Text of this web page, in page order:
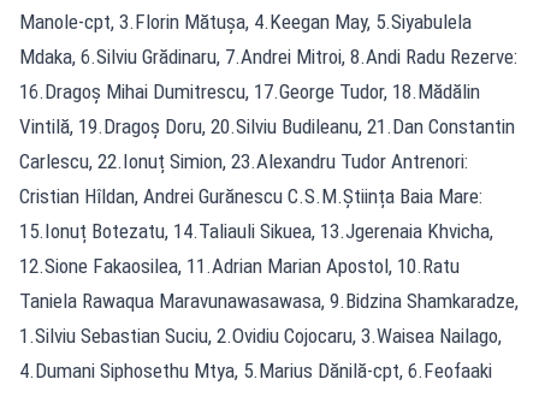
Manole-cpt, 3.Florin Mătușa, 4.Keegan May, 5.Siyabulela
Mdaka, 6.Silviu Grădinaru, 7.Andrei Mitroi, 8.Andi Radu Rezerve:
16.Dragoș Mihai Dumitrescu, 17.George Tudor, 18.Mădălin
Vintilă, 19.Dragoș Doru, 20.Silviu Budileanu, 21.Dan Constantin
Carlescu, 22.Ionuț Simion, 23.Alexandru Tudor Antrenori:
Cristian Hîldan, Andrei Gurănescu C.S.M.Știința Baia Mare:
15.Ionuț Botezatu, 14.Taliauli Sikuea, 13.Jgerenaia Khvicha,
12.Sione Fakaosilea, 11.Adrian Marian Apostol, 10.Ratu
Taniela Rawaqua Maravunawasawasa, 9.Bidzina Shamkaradze,
1.Silviu Sebastian Suciu, 2.Ovidiu Cojocaru, 3.Waisea Nailago,
4.Dumani Siphosethu Mtya, 5.Marius Dănilă-cpt, 6.Feofaaki